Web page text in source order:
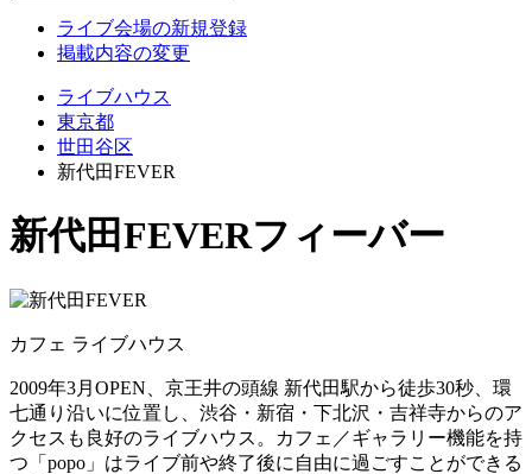
ライブ会場の新規登録
掲載内容の変更
ライブハウス
東京都
世田谷区
新代田FEVER
新代田FEVERフィーバー
カフェ ライブハウス
2009年3月OPEN、京王井の頭線 新代田駅から徒歩30秒、環
七通り沿いに位置し、渋谷・新宿・下北沢・吉祥寺からのア
クセスも良好のライブハウス。カフェ／ギャラリー機能を持
つ「popo」はライブ前や終了後に自由に過ごすことができる